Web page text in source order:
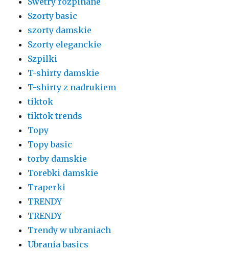
Szorty basic
szorty damskie
Szorty eleganckie
Szpilki
T-shirty damskie
T-shirty z nadrukiem
tiktok
tiktok trends
Topy
Topy basic
torby damskie
Torebki damskie
Traperki
TRENDY
TRENDY
Trendy w ubraniach
Ubrania basics